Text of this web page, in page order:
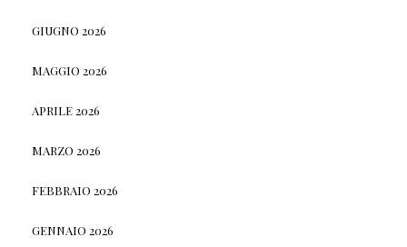
GIUGNO 2026
MAGGIO 2026
APRILE 2026
MARZO 2026
FEBBRAIO 2026
GENNAIO 2026